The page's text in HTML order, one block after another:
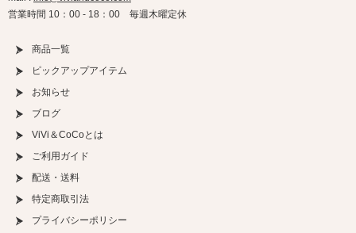
営業時間 10：00 - 18：00 毎週木曜定休
商品一覧
ピックアップアイテム
お知らせ
ブログ
ViVi＆CoCoとは
ご利用ガイド
配送・送料
特定商取引法
プライバシーポリシー